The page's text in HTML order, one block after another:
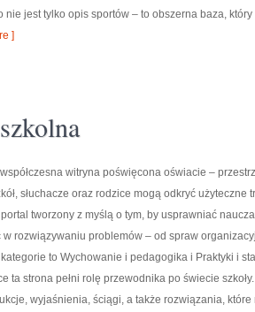
jest tylko opis sportów – to obszerna baza,
]
współczesna witryna poświęcona oświacie –
słuchacze oraz rodzice mogą odkryć użyteczne
portal tworzony z myślą o tym, by usprawniać
w rozwiązywaniu problemów – od spraw
to Wychowanie i pedagogika i Praktyki i
ta strona pełni rolę przewodnika po świecie
wyjaśnienia, ściągi, a także rozwiązania,